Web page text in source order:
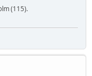
(115).